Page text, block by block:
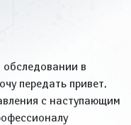
в
передать привет,
с наступающим